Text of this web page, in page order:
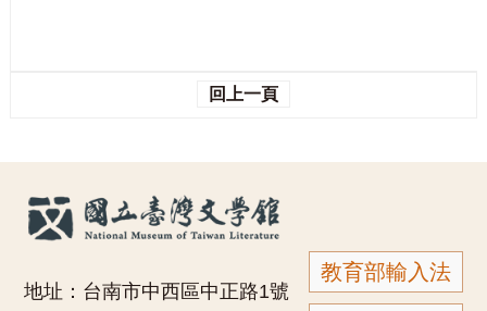
回上一頁
教育部輸入法
地址：台南市中西區中正路1號